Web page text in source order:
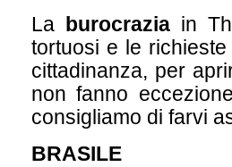
La burocrazia in
tortuosi e le
cittadinanza, per
non fanno
consigliamo di farvi
BRASILE